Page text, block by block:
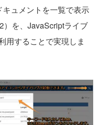
ュメントを一覧で表示
）を、JavaScriptライブ
用することで実現しま